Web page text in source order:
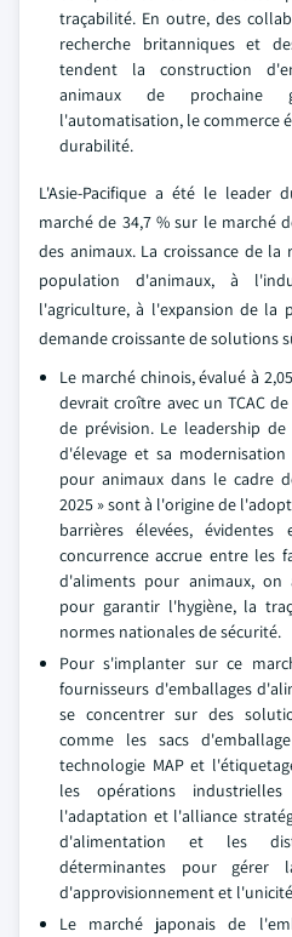
traçabilité. En outre, des
recherche britanniques et
tendent la construction
animaux de prochaine
l'automatisation, le commerce
durabilité.
L'Asie-Pacifique a été le leader
marché de 34,7 % sur le marché
des animaux. La croissance de
population d'animaux, à
l'agriculture, à l'expansion de la
demande croissante de solutions
Le marché chinois, évalué à
devrait croître avec un TCAC
de prévision. Le leadership
d'élevage et sa
pour animaux dans le cadre
2025 » sont à l'origine de
barrières élevées,
concurrence accrue entre les
d'aliments pour animaux, on
pour garantir l'hygiène, la
normes nationales de sécurité.
Pour s'implanter sur ce
fournisseurs d'emballages
se concentrer sur des
comme les sacs
technologie MAP et
les opérations
l'adaptation et l'alliance
d'alimentation et les
déterminantes pour gérer
d'approvisionnement et
Le marché japonais de